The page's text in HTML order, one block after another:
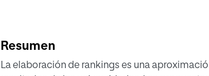
Resumen
La elaboración de rankings es una